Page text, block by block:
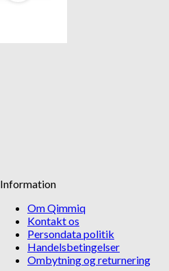
Information
Om Qimmiq
Kontakt os
Persondata politik
Handelsbetingelser
Ombytning og returnering